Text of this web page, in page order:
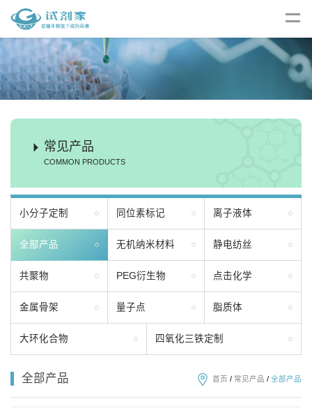
常见产品
COMMON PRODUCTS
小分子定制 同位素标记 离子液体
全部产品 无机纳米材料 静电纺丝
共聚物 PEG衍生物 点击化学
金属骨架 量子点 脂质体
大环化合物 四氧化三铁定制
全部产品 首页 / 常见产品 / 全部产品